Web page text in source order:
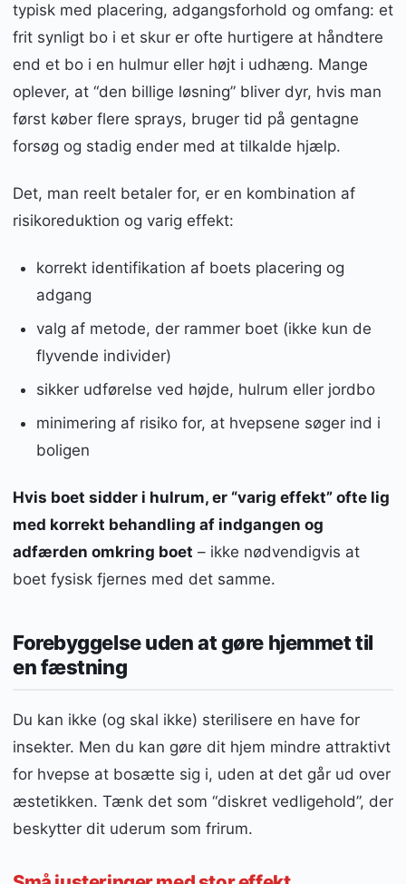
typisk med placering, adgangsforhold og omfang: et
frit synligt bo i et skur er ofte hurtigere at håndtere
end et bo i en hulmur eller højt i udhæng. Mange
oplever, at “den billige løsning” bliver dyr, hvis man
først køber flere sprays, bruger tid på gentagne
forsøg og stadig ender med at tilkalde hjælp.
Det, man reelt betaler for, er en kombination af
risikoreduktion og varig effekt:
korrekt identifikation af boets placering og
adgang
valg af metode, der rammer boet (ikke kun de
flyvende individer)
sikker udførelse ved højde, hulrum eller jordbo
minimering af risiko for, at hvepsene søger ind i
boligen
Hvis boet sidder i hulrum, er “varig effekt” ofte lig
med korrekt behandling af indgangen og
adfærden omkring boet – ikke nødvendigvis at
boet fysisk fjernes med det samme.
Forebyggelse uden at gøre hjemmet til
en fæstning
Du kan ikke (og skal ikke) sterilisere en have for
insekter. Men du kan gøre dit hjem mindre attraktivt
for hvepse at bosætte sig i, uden at det går ud over
æstetikken. Tænk det som “diskret vedligehold”, der
beskytter dit uderum som frirum.